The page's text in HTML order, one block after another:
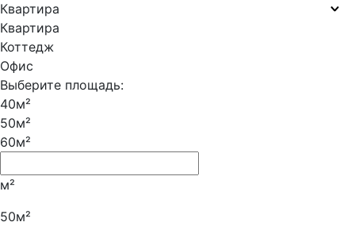
Квартира
Квартира
Коттедж
Офис
Выберите площадь:
40м²
50м²
60м²
м²
50м²